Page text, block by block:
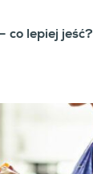
co lepiej jeść?